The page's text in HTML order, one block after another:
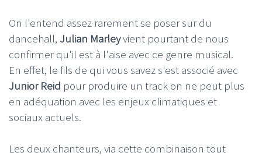
On l'entend assez rarement se poser sur du
dancehall, Julian Marleyvient pourtant de nous
confirmer qu'il est à l'aise avec ce genre musical.
En effet, le fils de qui vous savez s'est associé avec
Junior Reid pour produire un track on ne peut plus
en adéquation avec les enjeux climatiques et
sociaux actuels.
Les deux chanteurs, via cette combinaison tout